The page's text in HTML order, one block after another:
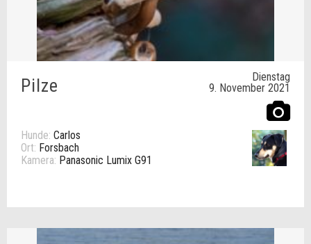
Dienstag
9. November 2021
Pilze
Hunde: Carlos
Ort: Forsbach
Kamera: Panasonic Lumix G91